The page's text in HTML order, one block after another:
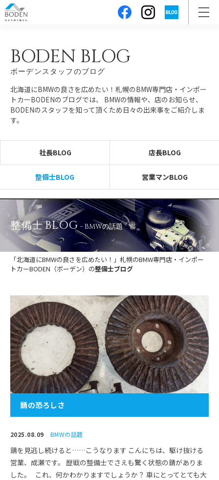
BODEN BLOG
ボーデンスタッフのブログ
北海道にBMWの良さを広めたい！札幌のBMW専門店・インポー
トカーBODENのブログでは、
BMWの情報や、店のお知らせ、
BODENのスタッフを知って頂くため日々の出来事をご紹介しま
す。
社長BLOG 店長BLOG
整備士BLOG 営業マンBLOG
整備士BLOG - BMWの話題
「北海道にBMWの良さを広めたい！」札幌のBMW専門店・インポー
トカーBODEN（ボーデン）の整備士ブログ
錆の恐ろしさ
2025.08.09 BMWの話題
錆を見逃し続けると……こうなります こんにちは、駆け抜ける
営業、成瀬です。 歴戦の整備士でさえも驚く状態の錆がありま
した。 これ、何かわかりますでしょうか？ 車にとってとても大